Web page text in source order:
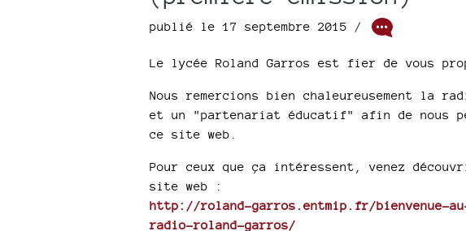
publié le 17 septembre 2015 /
Le lycée Roland Garros est fier de vous
Nous remercions bien chaleureusement la
et un "partenariat éducatif" afin de nous
ce site web.
Pour ceux que ça intéressent, venez
site web :
http://roland-garros.entmip.fr/bienvenue-
radio-roland-garros/